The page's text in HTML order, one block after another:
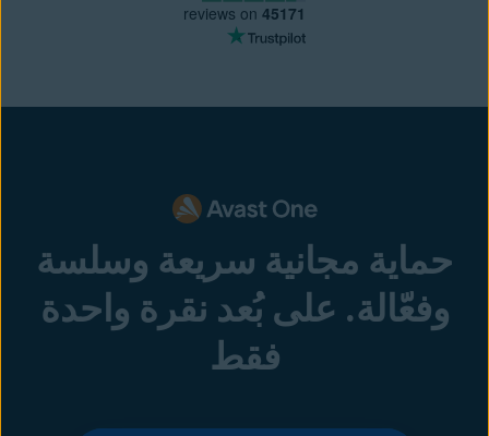
45171
حماية مجانية سريعة وسلسة
وفعّالة. على بُعد نقرة واحدة
فقط